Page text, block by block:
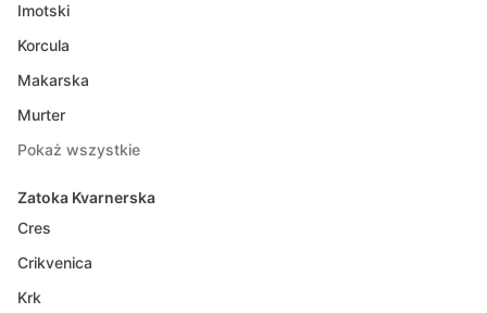
Imotski
Korcula
Makarska
Murter
Pokaż wszystkie
Zatoka Kvarnerska
Cres
Crikvenica
Krk